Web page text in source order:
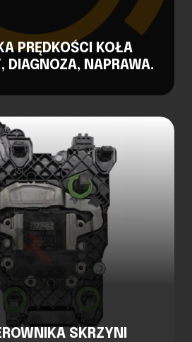
PRĘDKOŚCI KOŁA
DIAGNOZA, NAPRAWA.
SKRZYNI